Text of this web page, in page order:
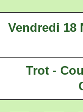
Vendredi 18
Trot -